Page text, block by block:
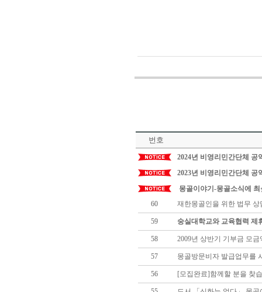
번호
2024년 비영리민간단체 공
2023년 비영리민간단체 공
몽골이야기-몽골소식에
60
재한몽골인을 위한 법무 상
59 숭실대학교와 교육협력 제
58 2009년 상반기 기부금 모
57 몽골방문비자 발급업무를
56 [모집완료]함께할 분을 찾